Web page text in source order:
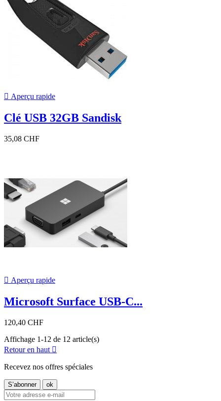
 Aperçu rapide
Clé USB 32GB Sandisk
35,08 CHF
 Aperçu rapide
Microsoft Surface USB-C...
120,40 CHF
Affichage 1-12 de 12 article(s)
Retour en haut 
Recevez nos offres spéciales